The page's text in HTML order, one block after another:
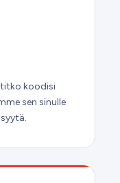
koodisi
sen sinulle